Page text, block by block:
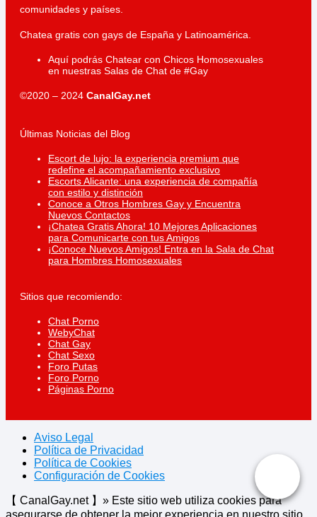
comunidades y países.
Chatea gratis con gays de España y Latinoamérica.
Aquí podrás Chatear con Chicos Homosexuales
en nuestras Salas de Chat de #Gay
©2020 – 2024 CanalGay.net
Últimas Noticias del Blog
Escort de lujo: la experiencia premium que
redefine el acompañamiento exclusivo
Escorts Alicante: una experiencia de compañía
con estilo y distinción
Conoce a Otros Hombres Gay y Encuentra
Nuevos Contactos
¡Chatea Gratis Ahora! 10 Mejores Aplicaciones
para Comunicarte con tus Amigos
¡Conoce Nuevos Amigos! Entra en la Sala de Chat
para Hombres Homosexuales
Sitios que recomiendo:
Chat Porno
WebyChat
Chat Gay
Chat Sexo
Foro Putas
Foro Porno
Páginas Porno
Aviso Legal
Política de Privacidad
Política de Cookies
Configuración de Cookies
【 CanalGay.net 】» Este sitio web utiliza cookies para
asegurarse de obtener la mejor experiencia en nuestro sitio